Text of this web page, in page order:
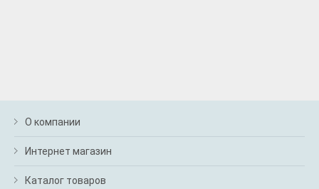
О компании
Интернет магазин
Каталог товаров